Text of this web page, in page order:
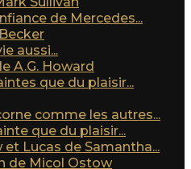
de Mercedes...
aussi...
A.G. Howard
que du plaisir...
comme les autres...
que du plaisir...
et Lucas de Samantha...
de Micol Ostow